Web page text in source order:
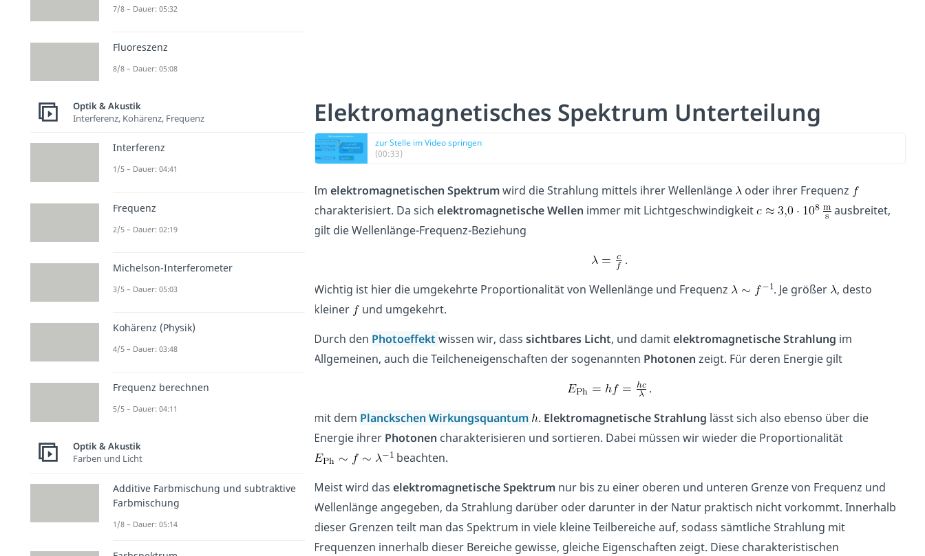
Elektromagnetisches Spektrum Unterteilung
zur Stelle im Video springen
(00:33)
Im elektromagnetischen Spektrumwird die Strahlung mittels ihrer Wellenlänge
oder ihrer Frequenz
charakterisiert. Da sich elektromagnetische Wellen immer mit Lichtgeschwindigkeit
ausbreitet,
gilt die Wellenlänge-Frequenz-Beziehung
.
Wichtig ist hier die umgekehrte Proportionalität von Wellenlänge und Frequenz
. Je größer
, desto
kleiner
und umgekehrt.
Durch den Photoeffekt wissen wir, dass sichtbares Licht, und damitelektromagnetische Strahlung im
Allgemeinen, auch die Teilcheneigenschaften der sogenannten Photonen zeigt. Für deren Energie gilt
.
mit dem Planckschen Wirkungsquantum . Elektromagnetische Strahlung lässt sich also ebenso über die
Energie ihrer Photonen charakterisieren und sortieren. Dabei müssen wir wieder die Proportionalität
beachten.
Meist wird das elektromagnetische Spektrumnur bis zu einer oberen und unteren Grenze von Frequenz und
Wellenlänge angegeben, da Strahlung darüber oder darunter in der Natur praktisch nicht vorkommt. Innerhalb
dieser Grenzen teilt man das Spektrum in viele kleine Teilbereiche auf, sodass sämtliche Strahlung mit
Frequenzen innerhalb dieser Bereiche gewisse, gleiche Eigenschaften zeigt. Diese charakteristischen
7/8 – Dauer: 05:32
Fluoreszenz
8/8 – Dauer: 05:08
Optik & Akustik
Interferenz, Kohärenz, Frequenz
Interferenz
1/5 – Dauer: 04:41
Frequenz
2/5 – Dauer: 02:19
Michelson-Interferometer
3/5 – Dauer: 05:03
Kohärenz (Physik)
4/5 – Dauer: 03:48
Frequenz berechnen
5/5 – Dauer: 04:11
Optik & Akustik
Farben und Licht
Additive Farbmischung und subtraktive
Farbmischung
1/8 – Dauer: 05:14